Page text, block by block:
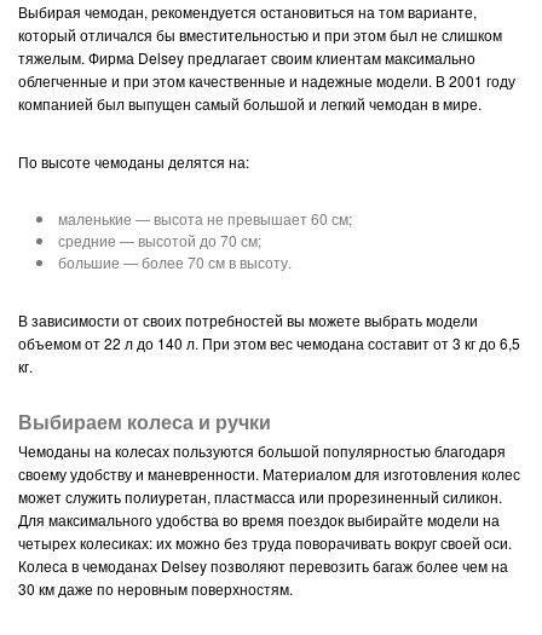
Выбирая чемодан, рекомендуется остановиться на том варианте,
который отличался бы вместительностью и при этом был не слишком
тяжелым. Фирма Delsey предлагает своим клиентам максимально
облегченные и при этом качественные и надежные модели. В 2001 году
компанией был выпущен самый большой и легкий чемодан в мире.
По высоте чемоданы делятся на:
маленькие — высота не превышает 60 см;
средние — высотой до 70 см;
большие — более 70 см в высоту.
В зависимости от своих потребностей вы можете выбрать модели
объемом от 22 л до 140 л. При этом вес чемодана составит от 3 кг до 6,5
кг.
Выбираем колеса и ручки
Чемоданы на колесах пользуются большой популярностью благодаря
своему удобству и маневренности. Материалом для изготовления колес
может служить полиуретан, пластмасса или прорезиненный силикон.
Для максимального удобства во время поездок выбирайте модели на
четырех колесиках: их можно без труда поворачивать вокруг своей оси.
Колеса в чемоданах Delsey позволяют перевозить багаж более чем на
30 км даже по неровным поверхностям.